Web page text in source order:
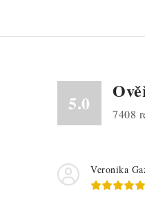
5.0 7408
Veronika